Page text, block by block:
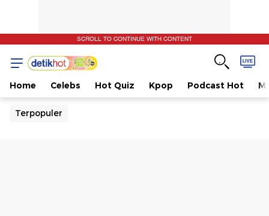
SCROLL TO CONTINUE WITH CONTENT
Home Celebs Hot Quiz Kpop Podcast Hot
Terpopuler